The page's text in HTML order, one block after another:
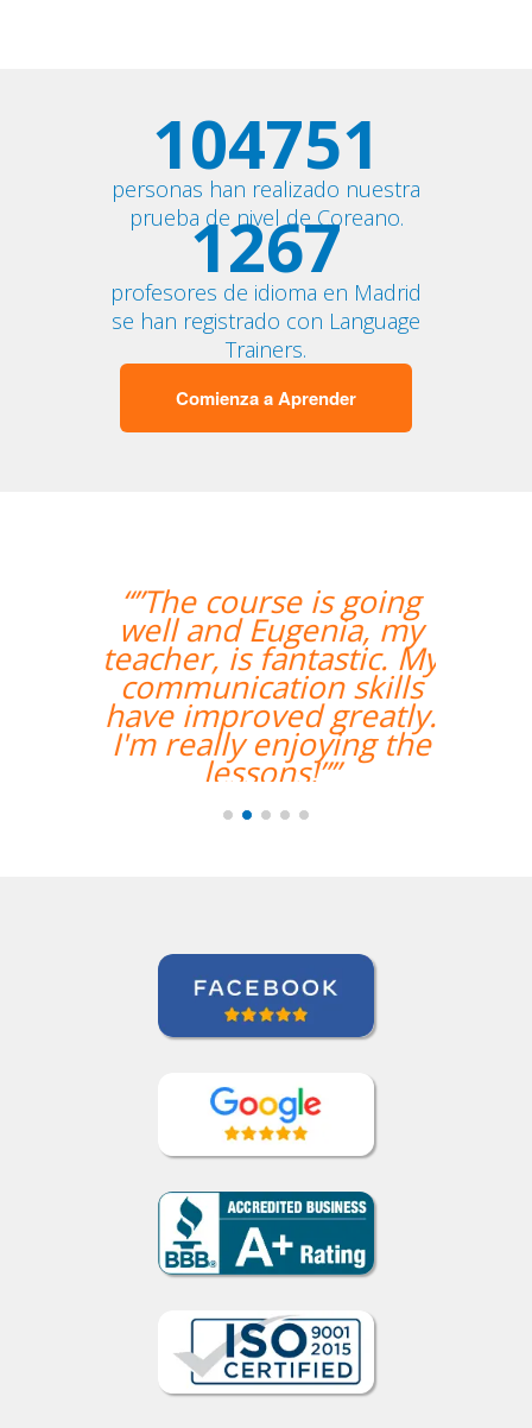
104751
personas han realizado nuestra
prueba de nivel de Coreano.
1267
profesores de idioma en Madrid
se han registrado con Language
Trainers.
Comienza a Aprender
“”The course is going
well and Eugenia, my
teacher, is fantastic. My
communication skills
have improved greatly.
I'm really enjoying the
lessons!””
Miguel Eufrasio